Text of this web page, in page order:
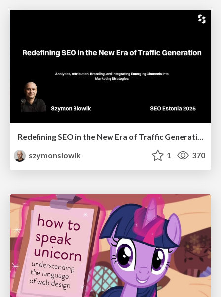
Redefining SEO in the New Era of Traffic Generation
szymonslowik
1 370